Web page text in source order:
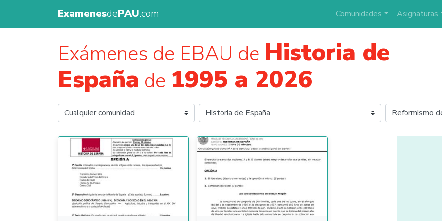
ExamenesdePAU.com Comunidades Asignaturas
Exámenes de EBAU de Historia de
España de 1995 a 2026